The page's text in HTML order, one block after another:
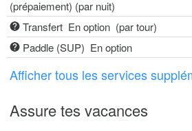
(prépaiement) (par nuit)
Transfert En option (par tour)
Paddle (SUP) En option
Afficher tous les services
Assure tes vacances